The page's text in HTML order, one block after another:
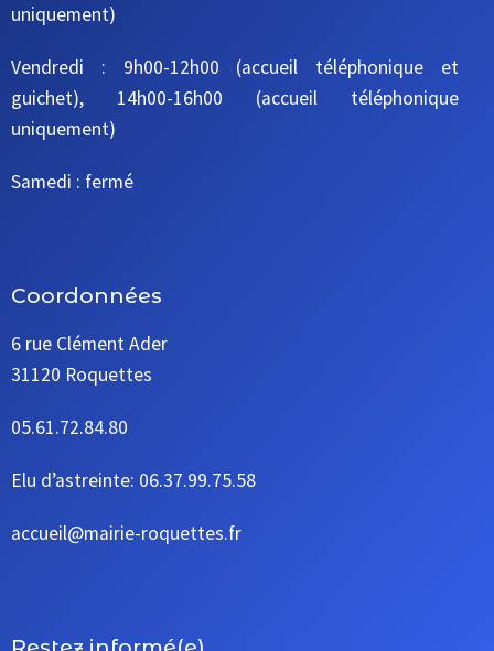
uniquement)
Vendredi : 9h00-12h00 (accueil téléphonique et
guichet), 14h00-16h00 (accueil téléphonique
uniquement)
Samedi : fermé
Coordonnées
6 rue Clément Ader
31120 Roquettes
05.61.72.84.80
Elu d’astreinte: 06.37.99.75.58
accueil@mairie-roquettes.fr